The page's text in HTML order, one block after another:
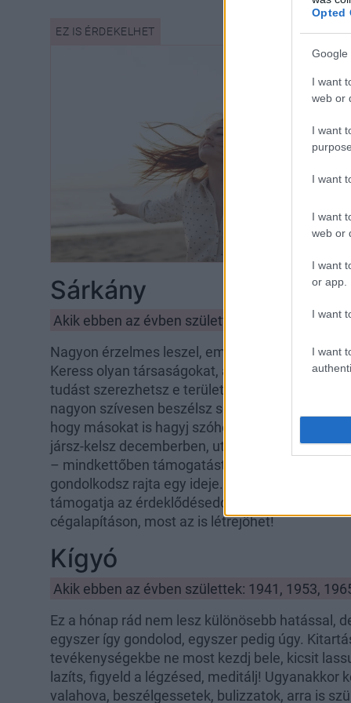
Opted
Google
I want
web or
I want
I want
I want
web or
I want
or app.
I want
I want
Sárkány
Akik ebben az évben születtek: 1940, 1952,
Nagyon érzelmes leszel, empatikus, szívesen
Keress olyan társaságokat, amelyek e téma
tudást szerezhetsz e területen. Nyugodtan
nagyon szívesen beszélsz sok mindenről szinte
hogy másokat is hagyj szóhoz jutni. Ha
jársz-kelsz decemberben, utazhatsz is, ha
– mindkettőben támogatást kapsz. Még akár
gondolkodsz rajta egy ideje. Ha tanulmányokat
támogatja az érdeklődéseddel kapcsolatos
cégalapításon, most az is létrejöhet!
Kígyó
Akik ebben az évben születtek: 1941, 1953,
Ez a hónap rád nem lesz különösebb hatással,
egyszer így gondolod, egyszer pedig úgy.
tevékenységekbe ne most kezdj bele, kicsit
lazíts, figyeld a légzésed, meditálj! Ugyanakkor
valahova, beszélgessetek, bulizzatok, arra is